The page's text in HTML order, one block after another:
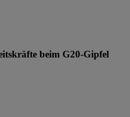
beim G20-Gipfel